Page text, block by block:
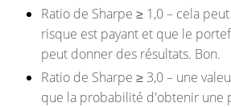
Ratio de Sharpe ≥ 1,0 – cela
risque est payant et que le
peut donner des résultats. Bon.
Ratio de Sharpe ≥ 3,0 – une
que la probabilité d'obtenir une